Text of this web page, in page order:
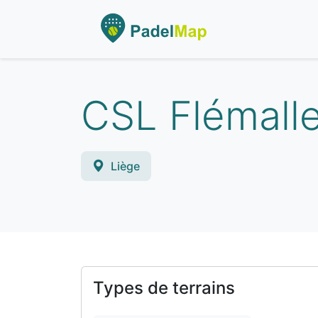
CSL
Liège
Types de terrains